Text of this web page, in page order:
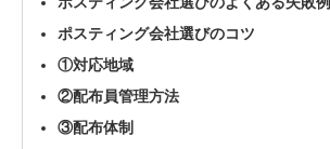
ポスティング会社選びのコツ
①対応地域
②配布員管理方法
③配布体制